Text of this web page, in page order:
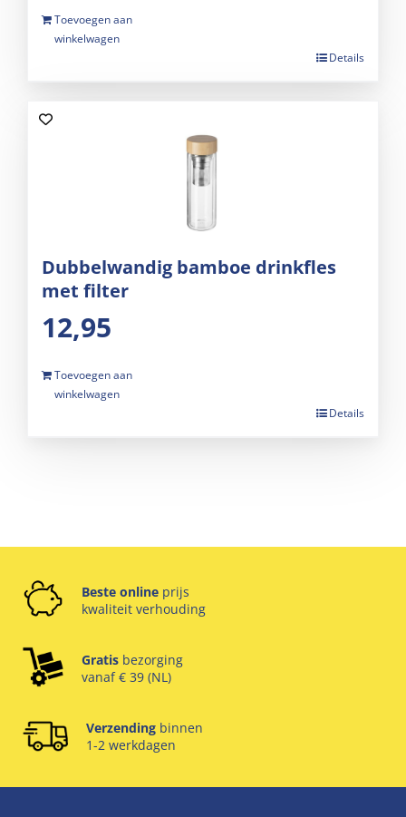
Toevoegen aan
winkelwagen
Details
Dubbelwandig bamboe drinkfles
met filter
12,95
Toevoegen aan
winkelwagen
Details
Beste online prijs
kwaliteit verhouding
Gratis bezorging
vanaf € 39 (NL)
Verzending binnen
1-2 werkdagen